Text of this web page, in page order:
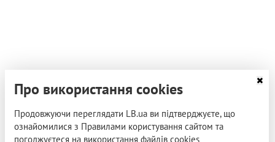
Про використання cookies
Продовжуючи переглядати LB.ua ви підтверджуєте, що
ознайомилися з Правилами користування сайтом та
погоджуєтеся на використання файлів cookies